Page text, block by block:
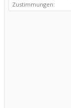
Zustimmungen: